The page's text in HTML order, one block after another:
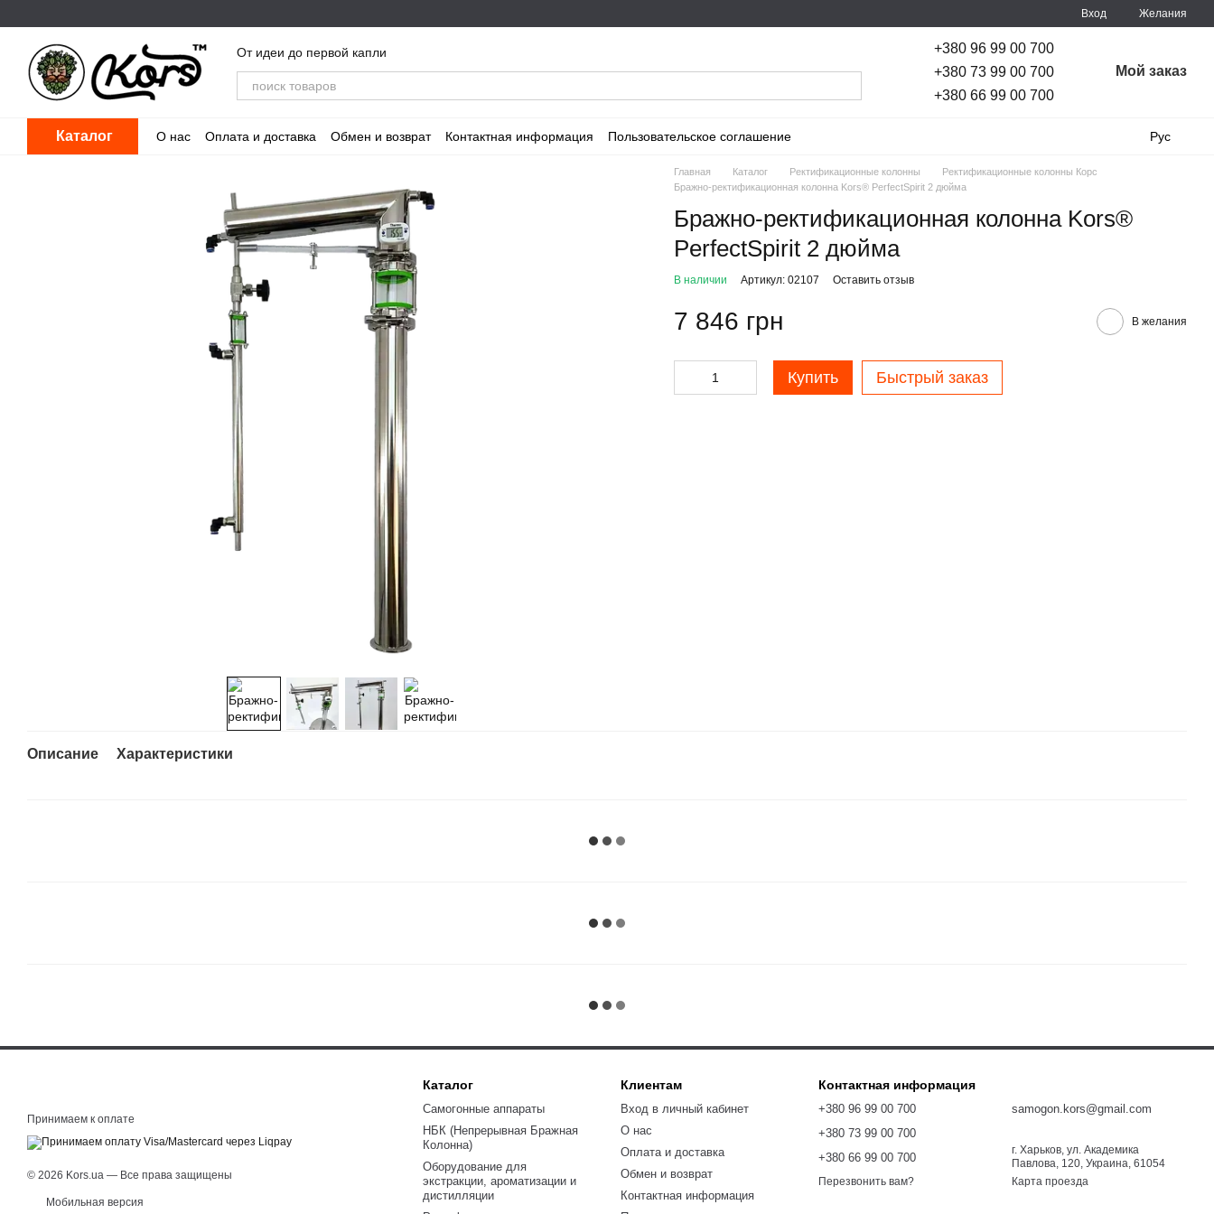
Вход Желания
От идеи до первой капли
+380 96 99 00 700
+380 73 99 00 700
+380 66 99 00 700
Мой заказ
Каталог О нас Оплата и доставка Обмен и возврат Контактная информация Пользовательское соглашение Рус
Главная Каталог Ректификационные колонны
Ректификационные колонны Корс
Бражно-ректификационная колонна Kors® PerfectSpirit 2 дюйма
Бражно-ректификационная колонна Kors®
PerfectSpirit 2 дюйма
В наличии Артикул: 02107 Оставить отзыв
7 846 грн В желания
Купить Быстрый заказ
Описание Характеристики
Принимаем к оплате
© 2026 Kors.ua — Все права защищены
Мобильная версия
Каталог
Самогонные аппараты
НБК (Непрерывная Бражная
Колонна)
Оборудование для
экстракции, ароматизации и
дистилляции
Клиентам
Вход в личный кабинет
О нас
Оплата и доставка
Обмен и возврат
Контактная информация
Контактная информация
+380 96 99 00 700
+380 73 99 00 700
+380 66 99 00 700
Перезвонить вам?
samogon.kors@gmail.com
г. Харьков, ул. Академика
Павлова, 120, Украина, 61054
Карта проезда